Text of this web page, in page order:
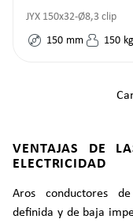
JYX 150x32-Ø8,3 clip
150 mm 150 kg
VENTAJAS DE
ELECTRICIDAD
Aros conductores
definida y de baja